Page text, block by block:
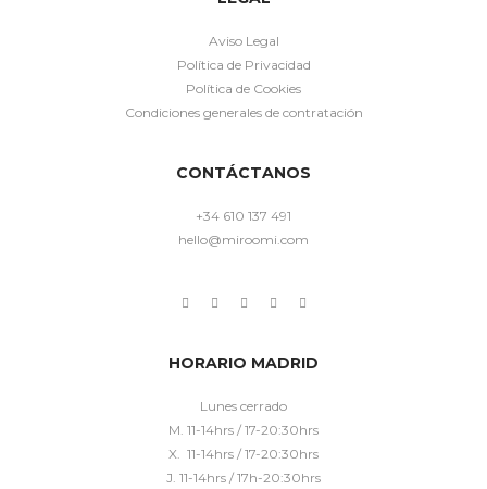
Aviso Legal
Política de Privacidad
Política de Cookies
Condiciones generales de contratación
CONTÁCTANOS
+34 610 137 491
hello@miroomi.com
HORARIO MADRID
Lunes cerrado
M. 11-14hrs / 17-20:30hrs
X. 11-14hrs / 17-20:30hrs
J. 11-14hrs / 17h-20:30hrs